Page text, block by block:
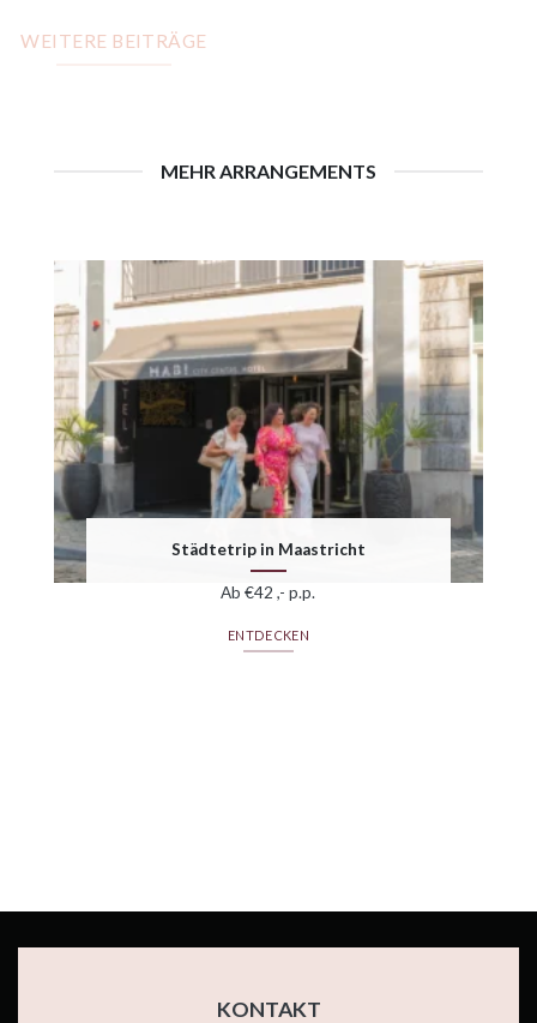
WEITERE BEITRÄGE
MEHR ARRANGEMENTS
Städtetrip in Maastricht
Ab €42 ,- p.p.
ENTDECKEN
KONTAKT